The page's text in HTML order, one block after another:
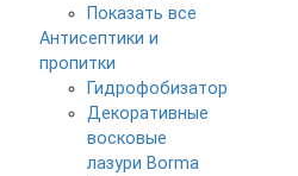
Показать все
Антисептики и
пропитки
Гидрофобизатор
Декоративные
восковые
лазури Borma